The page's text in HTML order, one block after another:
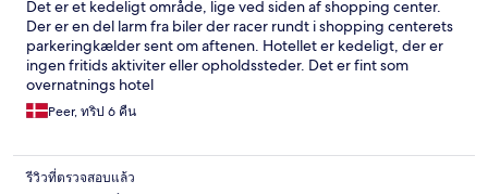
Det er et kedeligt område, lige ved siden af shopping center.
Der er en del larm fra biler der racer rundt i shopping centerets
parkeringkælder sent om aftenen. Hotellet er kedeligt, der er
ingen fritids aktiviter eller opholdssteder. Det er fint som
overnatnings hotel
Peer, ทริป 6 คืน
รีวิวที่ตรวจสอบแล้ว